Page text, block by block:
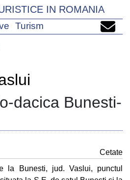
IN ROMANIA
Turism
dacica Bunesti-
Cetate
la Bunesti, jud. Vaslui, punctul